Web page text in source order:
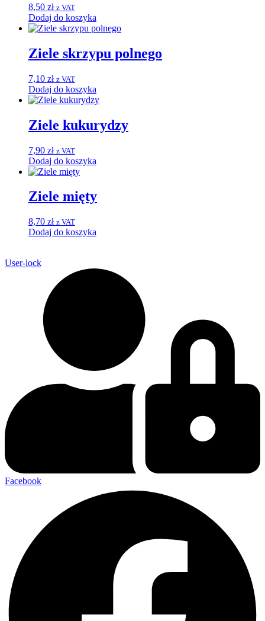
8,50 zł z VAT
Dodaj do koszyka
Ziele skrzypu polnego
7,10 zł z VAT
Dodaj do koszyka
Ziele kukurydzy
7,90 zł z VAT
Dodaj do koszyka
Ziele mięty
8,70 zł z VAT
Dodaj do koszyka
User-lock
Facebook